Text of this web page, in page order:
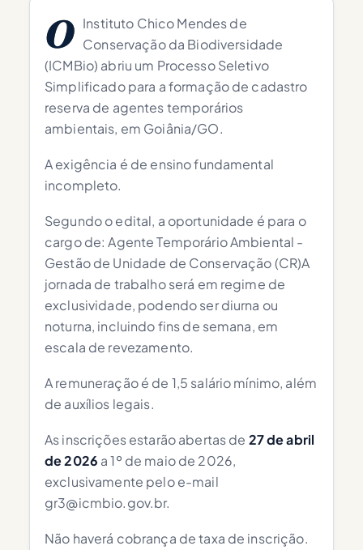
O Instituto Chico Mendes de
Conservação da Biodiversidade
(ICMBio) abriu um Processo Seletivo
Simplificado para a formação de cadastro
reserva de agentes temporários
ambientais, em Goiânia/GO.
A exigência é de ensino fundamental
incompleto.
Segundo o edital, a oportunidade é para o
cargo de: Agente Temporário Ambiental -
Gestão de Unidade de Conservação (CR)A
jornada de trabalho será em regime de
exclusividade, podendo ser diurna ou
noturna, incluindo fins de semana, em
escala de revezamento.
A remuneração é de 1,5 salário mínimo, além
de auxílios legais.
As inscrições estarão abertas de 27 de abril
de 2026 a 1º de maio de 2026,
exclusivamente pelo e-mail
gr3@icmbio.gov.br.
Não haverá cobrança de taxa de inscrição.